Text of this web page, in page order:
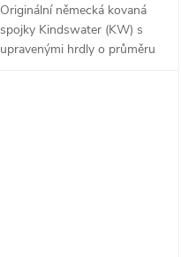
Originální německá kovaná
spojky Kindswater (KW) s
upravenými hrdly o průměru